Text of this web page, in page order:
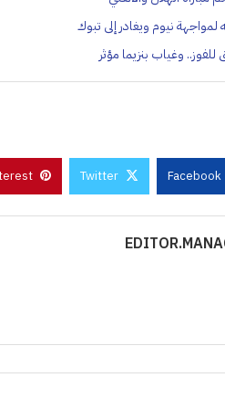
نيوم ويغادر إلى تبوك
للفوز.. وغياب بنزيما مؤثر
Facebook
Twitter